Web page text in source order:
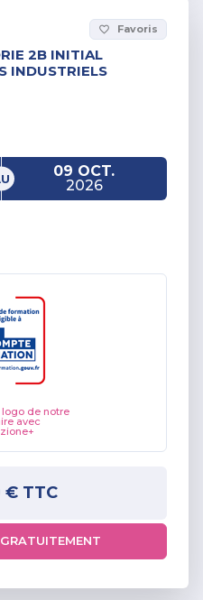
favorite_border Favoris
2B INITIAL
INDUSTRIELS
09 OCT.
2026
de notre
avec
€ TTC